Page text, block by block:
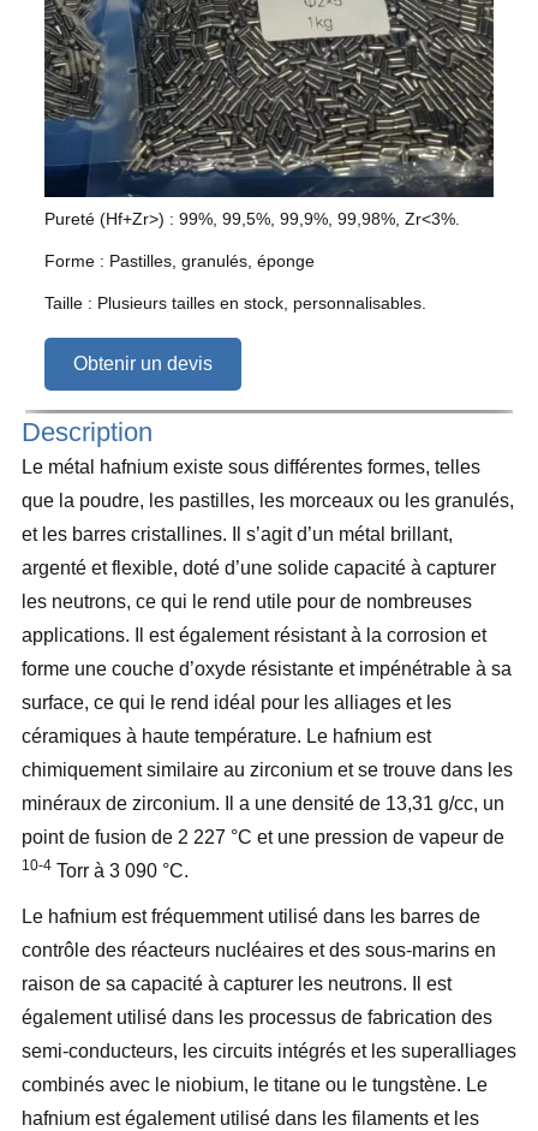
Pureté (Hf+Zr>) : 99%, 99,5%, 99,9%, 99,98%, Zr<3%.
Forme : Pastilles, granulés, éponge
Taille : Plusieurs tailles en stock, personnalisables.
Obtenir un devis
Description
Le métal hafnium existe sous différentes formes, telles
que la poudre, les pastilles, les morceaux ou les granulés,
et les barres cristallines. Il s’agit d’un métal brillant,
argenté et flexible, doté d’une solide capacité à capturer
les neutrons, ce qui le rend utile pour de nombreuses
applications. Il est également résistant à la corrosion et
forme une couche d’oxyde résistante et impénétrable à sa
surface, ce qui le rend idéal pour les alliages et les
céramiques à haute température. Le hafnium est
chimiquement similaire au zirconium et se trouve dans les
minéraux de zirconium. Il a une densité de 13,31 g/cc, un
point de fusion de 2 227 °C et une pression de vapeur de
10-4 Torr à 3 090 °C.
Le hafnium est fréquemment utilisé dans les barres de
contrôle des réacteurs nucléaires et des sous-marins en
raison de sa capacité à capturer les neutrons. Il est
également utilisé dans les processus de fabrication des
semi-conducteurs, les circuits intégrés et les superalliages
combinés avec le niobium, le titane ou le tungstène. Le
hafnium est également utilisé dans les filaments et les